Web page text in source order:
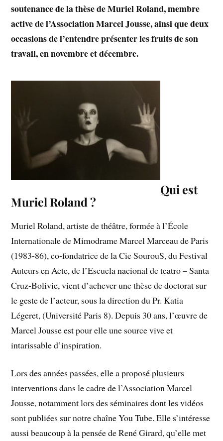
soutenance de la thèse de Muriel Roland, membre
active de l’Association Marcel Jousse, ainsi que deux
occasions de l’entendre présenter les fruits de son
travail, en novembre et décembre.
Qui est
Muriel Roland ?
Muriel Roland, artiste de théâtre, formée à l’École
Internationale de Mimodrame Marcel Marceau de Paris
(1983-86), co-fondatrice de la Cie SourouS, du Festival
Auteurs en Acte, de l’Escuela nacional de teatro – Santa
Cruz-Bolivie, vient d’achever une thèse de doctorat sur
le geste de l’acteur, sous la direction du Pr. Katia
Légeret, (Université Paris 8). Depuis 30 ans, l’œuvre de
Marcel Jousse est pour elle une source vive et
intarissable d’inspiration.
Lors des années passées, elle a proposé plusieurs
interventions dans le cadre de l’Association Marcel
Jousse, notamment lors des séminaires dont les vidéos
sont publiées sur notre chaîne You Tube. Elle s’intéresse
aussi beaucoup à la pensée de René Girard, qu’elle met